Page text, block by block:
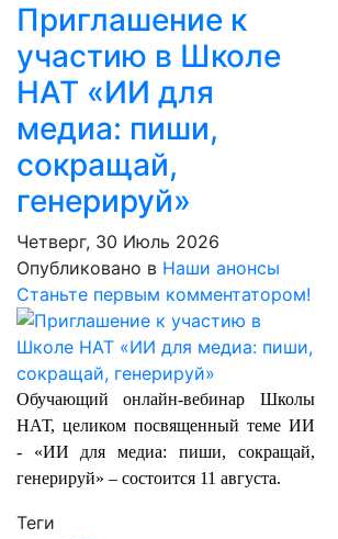
Приглашение к
участию в Школе
НАТ «ИИ для
медиа: пиши,
сокращай,
генерируй»
Четверг, 30 Июль 2026
Опубликовано в Наши анонсы
Станьте первым комментатором!
Обучающий онлайн-вебинар Школы
НАТ, целиком посвященный теме ИИ
- «ИИ для медиа: пиши, сокращай,
генерируй» – состоится 11 августа.
Теги